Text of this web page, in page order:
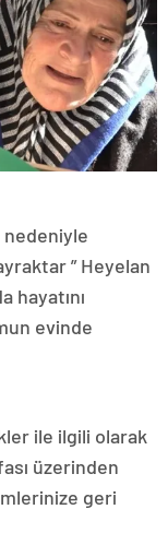
” Heyelan
hayatını
evinde
ile ilgili olarak
üzerinden
geri